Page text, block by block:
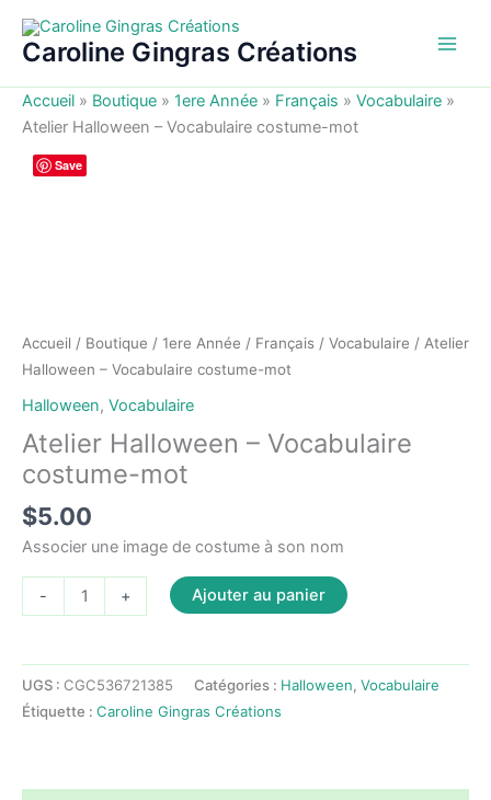
contenu
Caroline Gingras Créations
Accueil » Boutique » 1ere Année » Français » Vocabulaire »
Atelier Halloween – Vocabulaire costume-mot
Save
Accueil / Boutique / 1ere Année / Français / Vocabulaire / Atelier
Halloween – Vocabulaire costume-mot
Halloween, Vocabulaire
Atelier Halloween – Vocabulaire
costume-mot
$5.00
Associer une image de costume à son nom
-
de
Halloween
-
Vocabulaire
+ Ajouter au panier
UGS : CGC536721385 Catégories : Halloween, Vocabulaire
Étiquette : Caroline Gingras Créations